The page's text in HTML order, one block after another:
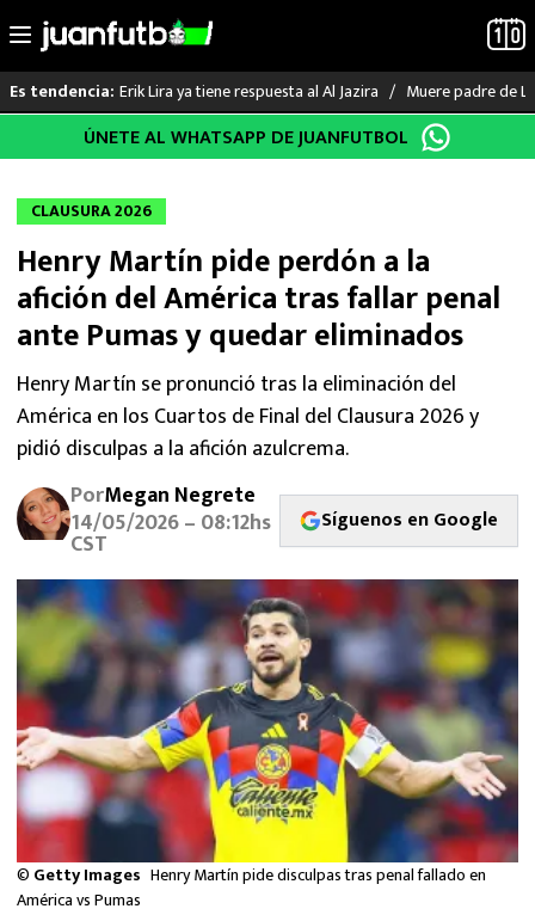
al
Es tendencia: Erik Lira ya tiene respuesta al Al Jazira Muere padre de
LO ÚLTIMO
LIGA MX
RAYADOS
PUMAS
ATLANTE
SELECCIÓN MEXICANA
FUTBOL INTERNACIONAL
MEXICANOS EN EL EXTRANJERO
FUTBOL ESTUFA
FÓRMULA 1
BOXEO
LIGA MX
NFL
ÚNETE AL WHATSAPP DE JUANFUTBOL
CLAUSURA 2026
Henry Martín pide perdón a la
afición del América tras fallar penal
ante Pumas y quedar eliminados
Henry Martín se pronunció tras la eliminación del
América en los Cuartos de Final del Clausura 2026 y
pidió disculpas a la afición azulcrema.
PorMegan Negrete
14/05/2026 – 08:12hs
CST
Síguenos en Google
© Getty Images Henry Martín pide disculpas tras penal fallado en
América vs Pumas